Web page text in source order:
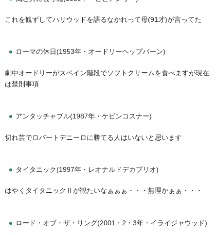
これを観ずしてハリウッドを語るなかれって母(91才)が言ってた
ローマの休日(1953年・オードリーヘップバーン)
劇中オードリーがスペイン階段でソフトクリームを食べますが現在
は禁則事項
アンタッチャブル(1987年・ケビンコスナー)
切れ芸でロバートデニーロに勝てる人はいないと思います
タイタニック(1997年・レオナルドデカプリオ)
はやくタイタニックⅡが観たいなぁぁぁ・・・無理かぁぁ・・・
ロード・オブ・ザ・リング(2001・2・3年・イライジャウッド)